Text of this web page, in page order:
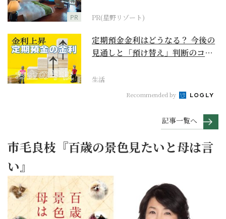
PR PR(星野リゾート)
定期預金金利はどうなる？ 今後の
見通しと「預け替え」判断のコツ
生活
Recommended by
記事一覧へ
市毛良枝『百歳の景色見たいと母は言
い』